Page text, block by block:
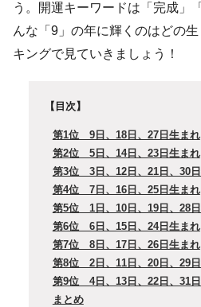
う。開運キーワードは「完成」
んな「9」の年に輝くのはどの
キングで見ていきましょう！
【目次】
第1位 9日、18日、27日生まれ
第2位 5日、14日、23日生まれ
第3位 3日、12日、21日、30
第4位 7日、16日、25日生まれ
第5位 1日、10日、19日、28
第6位 6日、15日、24日生まれ
第7位 8日、17日、26日生まれ
第8位 2日、11日、20日、29
第9位 4日、13日、22日、31
まとめ